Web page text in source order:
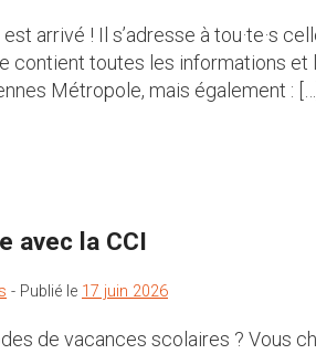
arrivé ! Il s’adresse à tou·te·s
contient toutes les informations
Métropole, mais également : […]
avec la CCI
- Publié le 17 juin 2026
de vacances scolaires ? Vous